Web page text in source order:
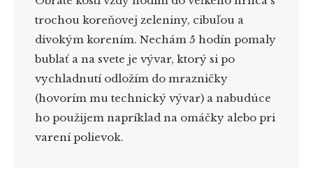
trochou koreňovej zeleniny, cibuľou a
divokým korením. Nechám 5 hodín pomaly
bublať a na svete je vývar, ktorý si po
vychladnutí odložím do mrazničky
(hovorím mu technický vývar) a nabudúce
ho použijem napríklad na omáčky alebo pri
varení polievok.